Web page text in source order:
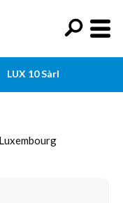
LUX 10 Sàrl